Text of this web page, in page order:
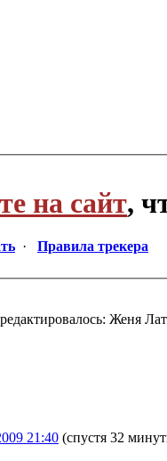
на сайт,
· Правила трекера
Женя
21:40 (спустя 32